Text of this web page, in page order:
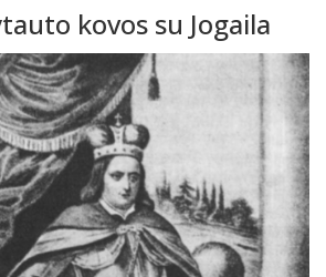
kovos su Jogaila